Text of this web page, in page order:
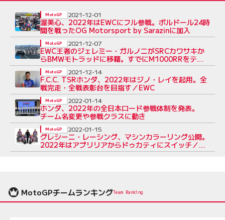
渥美心、2022年はEWCにフル参戦。ボルドール24時
間を戦ったOG Motorsport by Sarazinに加入
MotoGP 2021-12-01
EWC王者のジェレミー・ガルノニがSRCカワサキか
らBMWモトラッドに移籍。すでにM1000RRをテス
ト
MotoGP 2021-12-07
F.C.C. TSRホンダ、2022年はジノ・レイを起用。全
戦完走・全戦表彰台を目指す／EWC
MotoGP 2021-12-14
ホンダ、2022年の全日本ロード参戦体制を発表。
チーム名変更や参戦クラスに動き
MotoGP 2022-01-14
グレシーニ・レーシング、マシンカラーリング公開。
2022年はアプリリアからドゥカティにスイッチ／
MotoGP
MotoGP 2022-01-15
MotoGPチームランキングTeam Ranking